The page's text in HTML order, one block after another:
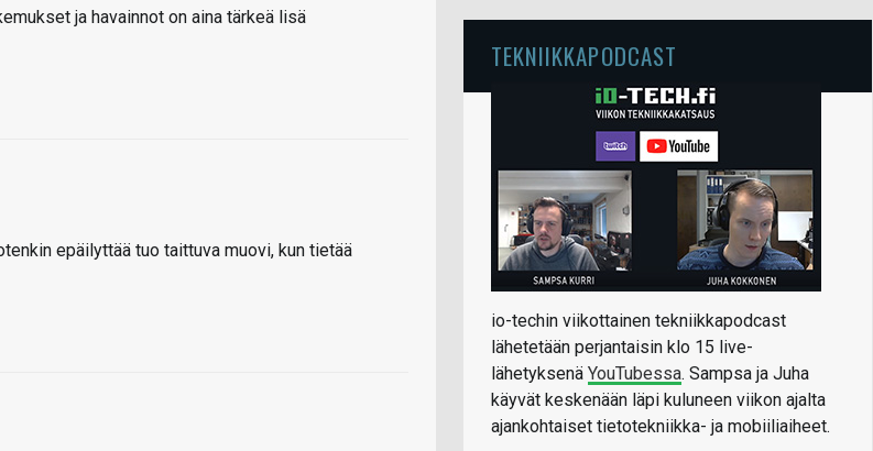
ja havainnot on aina tärkeä lisä
epäilyttää tuo taittuva muovi, kun tietää
TEKNIIKKAPODCAST
io-techin viikottainen tekniikkapodcast
lähetetään perjantaisin klo 15 live-
lähetyksenä YouTubessa. Sampsa ja Juha
käyvät keskenään läpi kuluneen viikon ajalta
ajankohtaiset tietotekniikka- ja mobiiliaiheet.